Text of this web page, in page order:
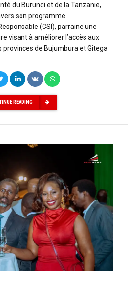
du Burundi et de la Tanzanie,
son programme
(CSI), parraine une
visant à améliorer l’accès aux
provinces de Bujumbura et Gitega
READING